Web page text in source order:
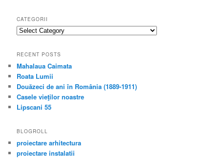
CATEGORII
categorii
RECENT POSTS
Mahalaua Caimata
Roata Lumii
Douăzeci de ani în România (1889-1911)
Casele vieţilor noastre
Lipscani 55
BLOGROLL
proiectare arhitectura
proiectare instalatii